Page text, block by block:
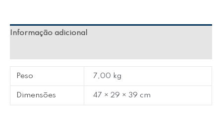
Informação adicional
Peso 7,00 kg
Dimensões 47 × 29 × 39 cm